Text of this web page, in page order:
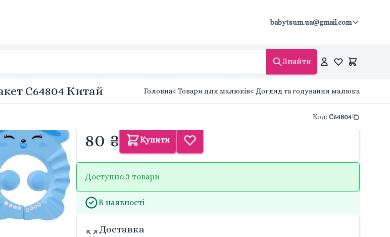
babytsum.ua@gmail.com
Знайти
C64804 Китай Головна< Товари для малюків< Догляд та годування малюка
Код: C64804
80 ₴ Купити
Доступно 3 товари
В наявності
Доставка